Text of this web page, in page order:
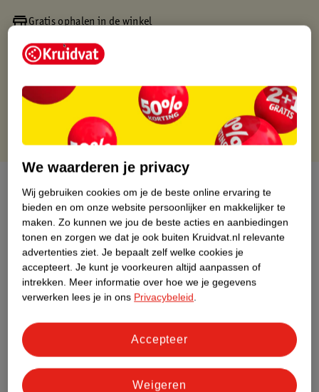
Gratis ophalen in de winkel
Gratis thuisbezorgd vanaf 50.00
Gratis punten met je Kruidvat kaart
Over dit product
Productinformatie
Etiketinformatie
Nature Impact Score
Dit product heeft (nog) geen Nature
Impact Score.
We waarderen je privacy
Wij gebruiken cookies om je de beste online ervaring te
bieden en om onze website persoonlijker en makkelijker te
maken. Zo kunnen we jou de beste acties en aanbiedingen
tonen en zorgen we dat je ook buiten Kruidvat.nl relevante
advertenties ziet. Je bepaalt zelf welke cookies je
accepteert. Je kunt je voorkeuren altijd aanpassen of
intrekken. Meer informatie over hoe we je gegevens
verwerken lees je in ons Privacybeleid.
Weigeren
Accepteer